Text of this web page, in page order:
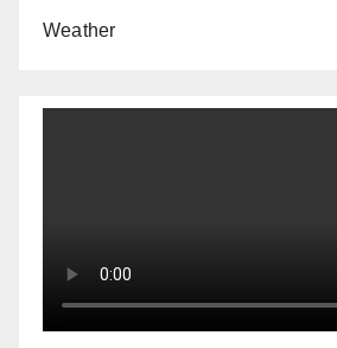
Weather